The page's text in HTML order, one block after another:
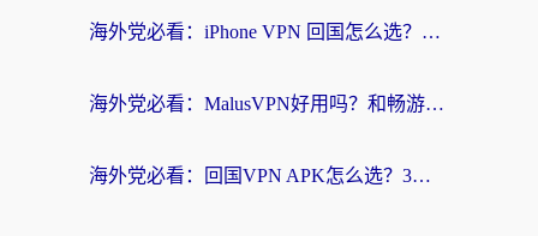
海外党必看：iPhone VPN 回国怎么选？一篇搞定无缝访问国内资源
海外党必看：MalusVPN好用吗？和畅游VPN对比哪个回国效果更好？附穿梭飞鱼神龟真实体验
海外党必看：回国VPN APK怎么选？3步教你无缝刷国内剧玩国服